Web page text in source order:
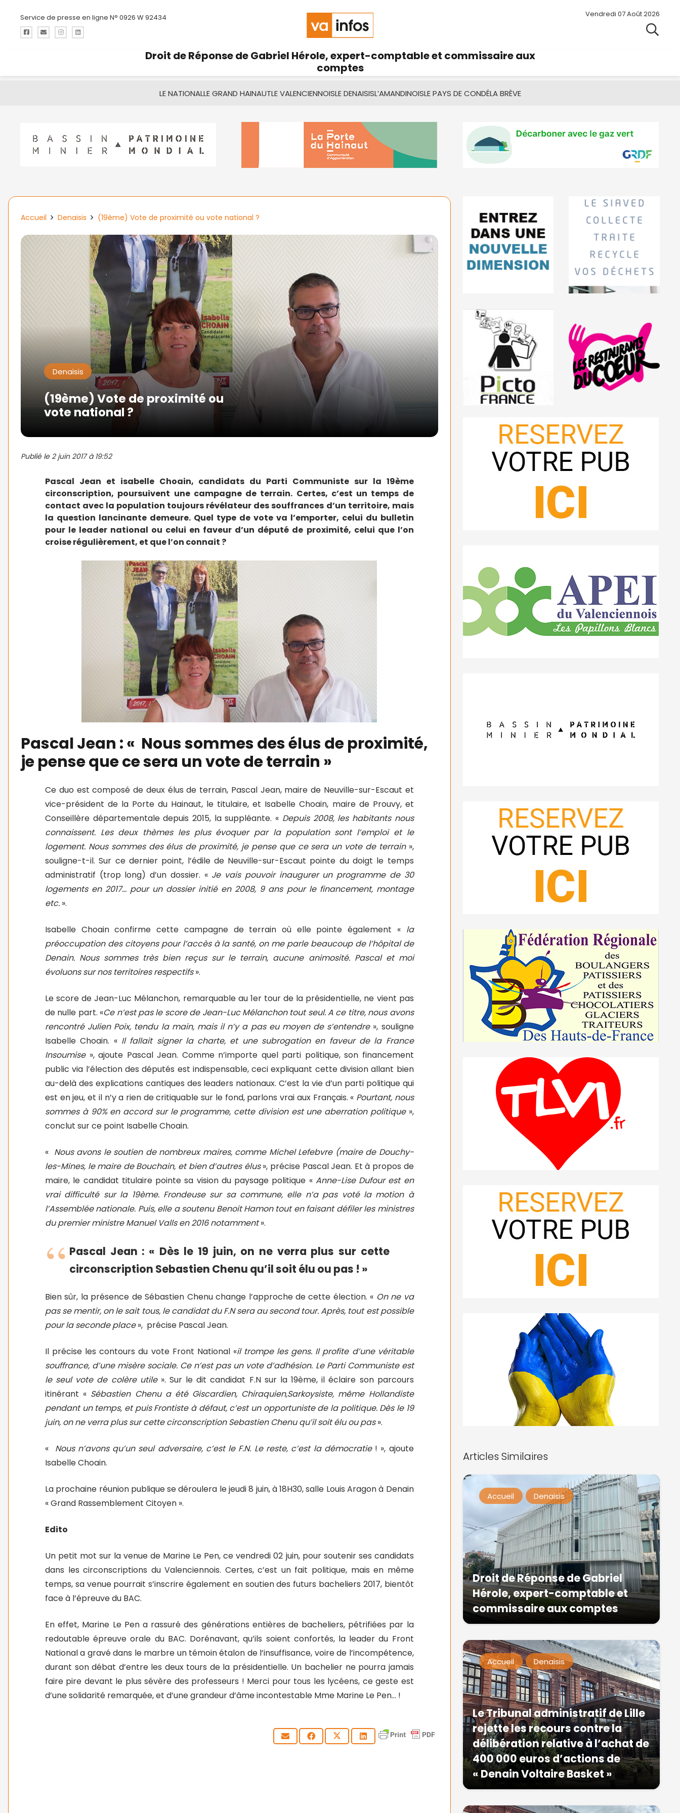
Service de presse en ligne N° 0926 W 92434 Vendredi 07 Août 2026
Droit de Réponse de Gabriel Hérole, expert-comptable et commissaire aux
comptes
LE NATIONALLE GRAND HAINAUTLE VALENCIENNOISLE DENAISISL’AMANDINOISLE PAYS DE CONDÉLA BRÈVE
Accueil Denaisis (19ème) Vote de proximité ou vote national ?
Denaisis
(19ème) Vote de proximité ou
vote national ?
Publié le2 juin 2017 à 19:52
Pascal Jean et isabelle Choain, candidats du Parti Communiste sur la 19ème
circonscription, poursuivent une campagne de terrain. Certes, c’est un temps de
contact avec la population toujours révélateur des souffrances d’un territoire, mais
la question lancinante demeure. Quel type de vote va l’emporter, celui du bulletin
pour le leader national ou celui en faveur d’un député de proximité, celui que l’on
croise régulièrement, et que l’on connait ?
Pascal Jean : « Nous sommes des élus de proximité,
je pense que ce sera un vote de terrain »
Ce duo est composé de deux élus de terrain, Pascal Jean, maire de Neuville-sur-Escaut et
vice-président de la Porte du Hainaut, le titulaire, et Isabelle Choain, maire de Prouvy, et
Conseillère départementale depuis 2015, la suppléante. « Depuis 2008, les habitants nous
connaissent. Les deux thèmes les plus évoquer par la population sont l’emploi et le
logement. Nous sommes des élus de proximité, je pense que ce sera un vote de terrain »,
souligne-t-il. Sur ce dernier point, l’édile de Neuville-sur-Escaut pointe du doigt le temps
administratif (trop long) d’un dossier. « Je vais pouvoir inaugurer un programme de 30
logements en 2017… pour un dossier initié en 2008, 9 ans pour le financement, montage
etc. ».
Isabelle Choain confirme cette campagne de terrain où elle pointe également « la
préoccupation des citoyens pour l’accès à la santé, on me parle beaucoup de l’hôpital de
Denain. Nous sommes très bien reçus sur le terrain, aucune animosité. Pascal et moi
évoluons sur nos territoires respectifs».
Le score de Jean-Luc Mélanchon, remarquable au 1er tour de la présidentielle, ne vient pas
de nulle part. «Ce n’est pas le score de Jean-Luc Mélanchon tout seul. A ce titre, nous avons
rencontré Julien Poix, tendu la main, mais il n’y a pas eu moyen de s’entendre», souligne
Isabelle Choain. « Il fallait signer la charte, et une subrogation en faveur de la France
Insoumise », ajoute Pascal Jean. Comme n’importe quel parti politique, son financement
public via l’élection des députés est indispensable, ceci expliquant cette division allant bien
au-delà des explications cantiques des leaders nationaux. C’est la vie d’un parti politique qui
est en jeu, et il n’y a rien de critiquable sur le fond, parlons vrai aux Français. « Pourtant, nous
sommes à 90% en accord sur le programme, cette division est une aberration politique »,
conclut sur ce point Isabelle Choain.
« Nous avons le soutien de nombreux maires, comme Michel Lefebvre (maire de Douchy-
les-Mines, le maire de Bouchain, et bien d’autres élus», précise Pascal Jean. Et à propos de
maire, le candidat titulaire pointe sa vision du paysage politique «Anne-Lise Dufour est en
vrai difficulté sur la 19ème. Frondeuse sur sa commune, elle n’a pas voté la motion à
l’Assemblée nationale. Puis, elle a soutenu Benoit Hamon tout en faisant défiler les ministres
du premier ministre Manuel Valls en 2016 notamment».
Pascal Jean : « Dès le 19 juin, on ne verra plus sur cette
circonscription Sebastien Chenu qu’il soit élu ou pas ! »
Bien sûr, la présence de Sébastien Chenu change l’approche de cette élection. « On ne va
pas se mentir, on le sait tous, le candidat du F.N sera au second tour. Après, tout est possible
pour la seconde place», précise Pascal Jean.
Il précise les contours du vote Front National «il trompe les gens. Il profite d’une véritable
souffrance, d’une misère sociale. Ce n’est pas un vote d’adhésion. Le Parti Communiste est
le seul vote de colère utile ». Sur le dit candidat F.N sur la 19ème, il éclaire son parcours
itinérant « Sébastien Chenu a été Giscardien, Chiraquien,Sarkoysiste, même Hollandiste
pendant un temps, et puis Frontiste à défaut, c’est un opportuniste de la politique. Dès le 19
juin, on ne verra plus sur cette circonscription Sebastien Chenu qu’il soit élu ou pas».
« Nous n’avons qu’un seul adversaire, c’est le F.N. Le reste, c’est la démocratie! », ajoute
Isabelle Choain.
La prochaine réunion publique se déroulera le jeudi 8 juin, à 18H30, salle Louis Aragon à Denain
« Grand Rassemblement Citoyen ».
Edito
Un petit mot sur la venue de Marine Le Pen, ce vendredi 02 juin, pour soutenir ses candidats
dans les circonscriptions du Valenciennois. Certes, c’est un fait politique, mais en même
temps, sa venue pourrait s’inscrire également en soutien des futurs bacheliers 2017, bientôt
face à l’épreuve du BAC.
En effet, Marine Le Pen a rassuré des générations entières de bacheliers, pétrifiées par la
redoutable épreuve orale du BAC. Dorénavant, qu’ils soient confortés, la leader du Front
National a gravé dans le marbre un témoin étalon de l’insuffisance, voire de l’incompétence,
durant son débat d’entre les deux tours de la présidentielle. Un bachelier ne pourra jamais
faire pire devant le plus sévère des professeurs ! Merci pour tous les lycéens, ce geste est
d’une solidarité remarquée, et d’une grandeur d’âme incontestable Mme Marine Le Pen… !
Articles Similaires
Accueil Denaisis
Droit de Réponse de Gabriel
Hérole, expert-comptable et
commissaire aux comptes
Accueil Denaisis
Le Tribunal administratif de Lille
rejette les recours contre la
délibération relative à l’achat de
400 000 euros d’actions de
« Denain Voltaire Basket »